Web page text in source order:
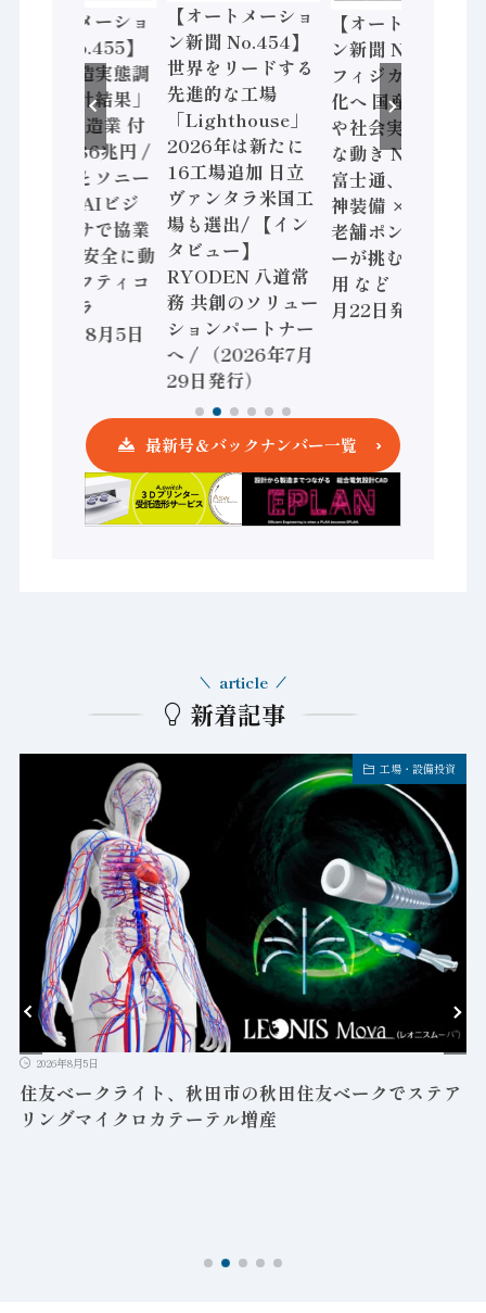
【オートメーショ
ン新聞 No.455】
「経済構造実態調
査二次集計結果」
2024年製造業 付
加価値額86兆円 /
三菱電機とソニー
セミコン AIビジ
ョンセンサで協業
/ IDEC、安全に動
かすセーフティコ
ントローラ
（2026年8月5日
【オートメーショ
ン新聞 No.454】
世界をリードする
先進的な工場
「Lighthouse」
2026年は新たに
16工場追加 日立
ヴァンタラ米国工
場も選出/ 【イン
タビュー】
RYODEN 八道常
務 共創のソリュー
ションパートナー
へ / （2026年7月
29日発行）
【オートメーショ
ン新聞 No.453】
フィジカルAI本格
化へ 国産AI開発
や社会実装に活発
な動き Noetra、
富士通、日立 / 兵
神装備 × HMS、
老舗ポンプメーカ
ーが挑むデータ活
用 など（2026年7
月22日発行）
最新号＆バックナンバー一覧
新着記事
article
工場・設備投資
2026年8月5日
住友ベークライト、秋田市の秋田住友ベークでステア
リングマイクロカテーテル増産